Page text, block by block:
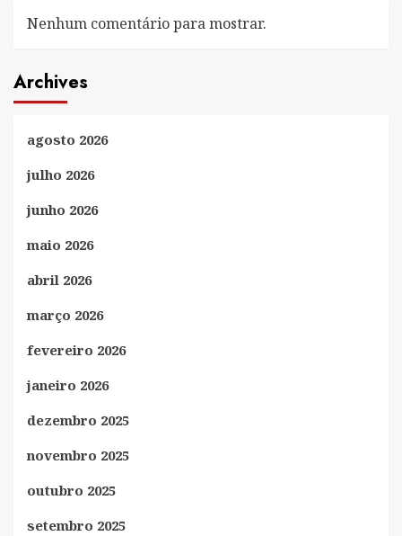
Nenhum comentário para mostrar.
Archives
agosto 2026
julho 2026
junho 2026
maio 2026
abril 2026
março 2026
fevereiro 2026
janeiro 2026
dezembro 2025
novembro 2025
outubro 2025
setembro 2025